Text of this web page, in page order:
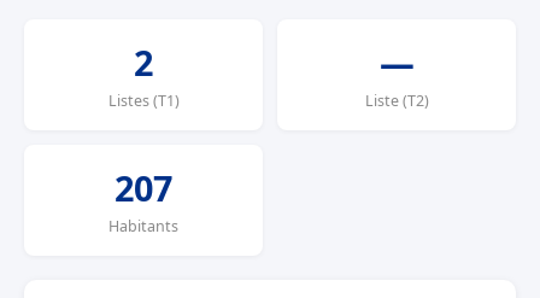
2
Listes (T1)
—
Liste (T2)
207
Habitants